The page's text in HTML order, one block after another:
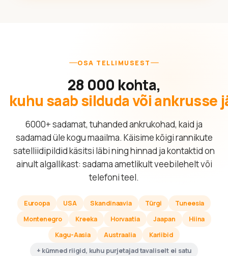
OSA TELLIMUSEST
28 000 kohta,
kuhu saab silduda või ankrusse
6000+ sadamat, tuhanded ankrukohad, kaid ja
sadamad üle kogu maailma. Käisime kõigi rannikute
satelliidipildid käsitsi läbi ning hinnad ja kontaktid on
ainult algallikast: sadama ametlikult veebilehelt või
telefoni teel.
Euroopa USA Skandinaavia Türgi
Tuneesia
Montenegro
Kreeka Horvaatia Jaapan
Hiina
Kagu-Aasia
Austraalia
Kariibid
+ kümned riigid, kuhu purjetajad tavaliselt ei satu